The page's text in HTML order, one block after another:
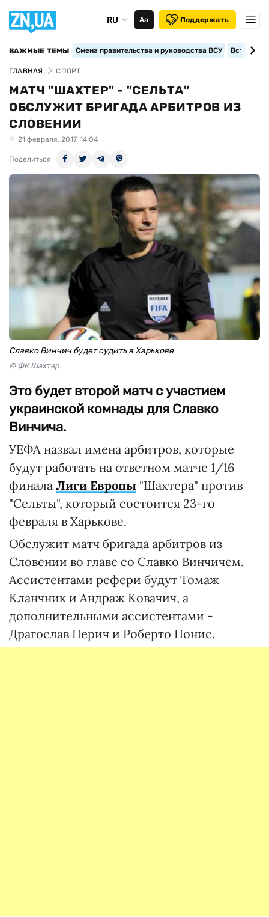
RU Аа Поддержать
ВАЖНЫЕ ТЕМЫ Смена правительства и руководства ВСУ
ГЛАВНАЯ СПОРТ
МАТЧ "ШАХТЕР" - "СЕЛЬТА"
ОБСЛУЖИТ БРИГАДА АРБИТРОВ ИЗ
СЛОВЕНИИ
21 февраля, 2017, 14:04
Поделиться
Славко Винчич будет судить в Харькове
© ФК Шахтер
Это будет второй матч с участием
украинской комнады для Славко
Винчича.
УЕФА назвал имена арбитров, которые
будут работать на ответном матче 1/16
финала Лиги Европы "Шахтера" против
"Сельты", который состоится 23-го
февраля в Харькове.
Обслужит матч бригада арбитров из
Словении во главе со Славко Винчичем.
Ассистентами рефери будут Томаж
Кланчник и Андраж Ковачич, а
дополнительными ассистентами -
Драгослав Перич и Роберто Понис.